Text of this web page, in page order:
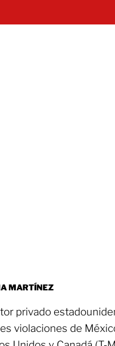
MARTÍNEZ
privado
violaciones de